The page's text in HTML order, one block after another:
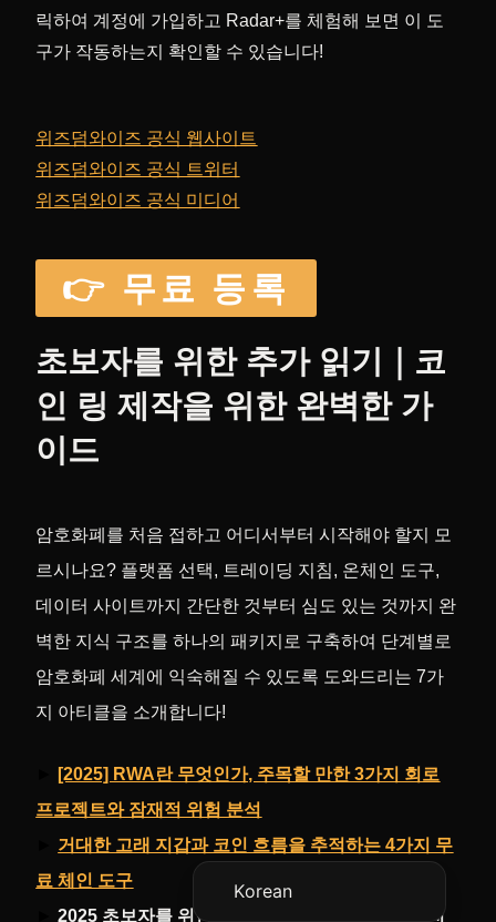
릭하여 계정에 가입하고 Radar+를 체험해 보면 이 도
구가 작동하는지 확인할 수 있습니다!
위즈덤와이즈 공식 웹사이트
위즈덤와이즈 공식 트위터
위즈덤와이즈 공식 미디어
👉 무료 등록
초보자를 위한 추가 읽기｜코
인 링 제작을 위한 완벽한 가
이드
암호화폐를 처음 접하고 어디서부터 시작해야 할지 모
르시나요? 플랫폼 선택, 트레이딩 지침, 온체인 도구,
데이터 사이트까지 간단한 것부터 심도 있는 것까지 완
벽한 지식 구조를 하나의 패키지로 구축하여 단계별로
암호화폐 세계에 익숙해질 수 있도록 도와드리는 7가
지 아티클을 소개합니다!
[2025] RWA란 무엇인가, 주목할 만한 3가지 회로
프로젝트와 잠재적 위험 분석
거대한 고래 지갑과 코인 흐름을 추적하는 4가지 무
료 체인 도구
►2025 초보자를 위한 필독서! 다음 6가지 데이터 지
Korean
Chinese (Hong Kong)
Chinese (China)
English